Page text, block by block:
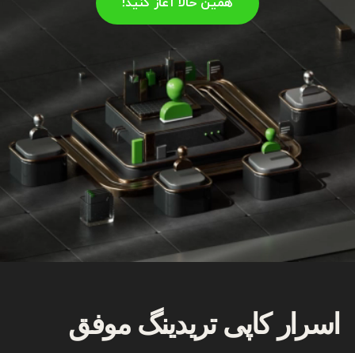
همکاری
اسرار کاپی تریدینگ موفق